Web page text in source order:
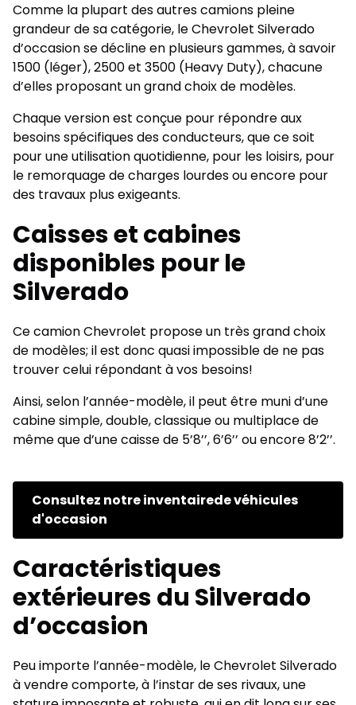
Comme la plupart des autres camions pleine
grandeur de sa catégorie, le Chevrolet Silverado
d’occasion se décline en plusieurs gammes, à savoir
1500 (léger), 2500 et 3500 (Heavy Duty), chacune
d’elles proposant un grand choix de modèles.
Chaque version est conçue pour répondre aux
besoins spécifiques des conducteurs, que ce soit
pour une utilisation quotidienne, pour les loisirs, pour
le remorquage de charges lourdes ou encore pour
des travaux plus exigeants.
Caisses et cabines
disponibles pour le
Silverado
Ce camion Chevrolet propose un très grand choix
de modèles; il est donc quasi impossible de ne pas
trouver celui répondant à vos besoins!
Ainsi, selon l’année-modèle, il peut être muni d’une
cabine simple, double, classique ou multiplace de
même que d’une caisse de 5’8’’, 6’6’’ ou encore 8’2’’.
Consultez notre inventairede véhicules
d'occasion
Caractéristiques
extérieures du Silverado
d’occasion
Peu importe l’année-modèle, le Chevrolet Silverado
à vendre comporte, à l’instar de ses rivaux, une